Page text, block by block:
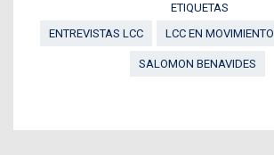
ETIQUETAS
ENTREVISTAS LCC
LCC EN MOVIMIENTO
SALOMON BENAVIDES